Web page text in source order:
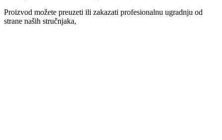
Proizvod možete preuzeti ili zakazati profesionalnu ugradnju od
strane naših stručnjaka,